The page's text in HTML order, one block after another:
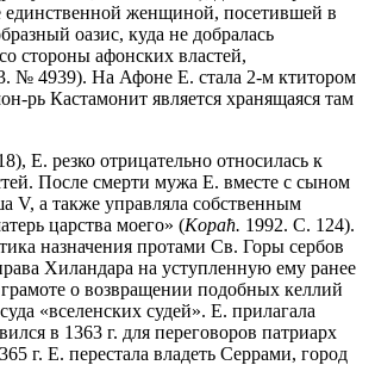
женщиной, посетившей в
оазис, куда не добралась
стороны афонских властей,
№ 4939). На Афоне Е. стала 2-м ктитором
рь Кастамонит является хранящаяся там
Е. резко отрицательно относилась к
После смерти мужа Е. вместе с сыном
V, а также управляла собственным
царства моего» (Kopaћ. 1992. С. 124).
назначения протами Св. Горы сербов
Хиландара на уступленную ему ранее
о возвращении подобных келлий
«вселенских судей». Е. прилагала
в 1363 г. для переговоров патриарх
г. Е. перестала владеть Серрами, город